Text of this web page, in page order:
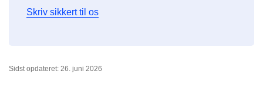
Skriv sikkert til os
Sidst opdateret: 26. juni 2026